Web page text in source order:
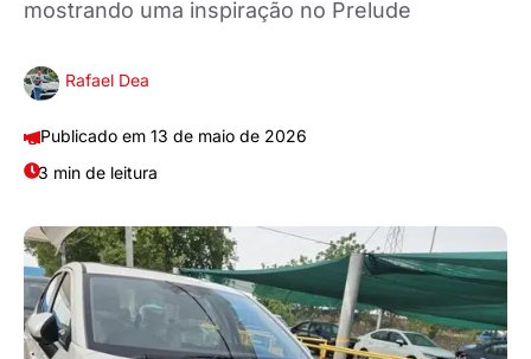
mostrando uma inspiração no Prelude
Rafael Dea
13 de maio de 2026
3 min de leitura